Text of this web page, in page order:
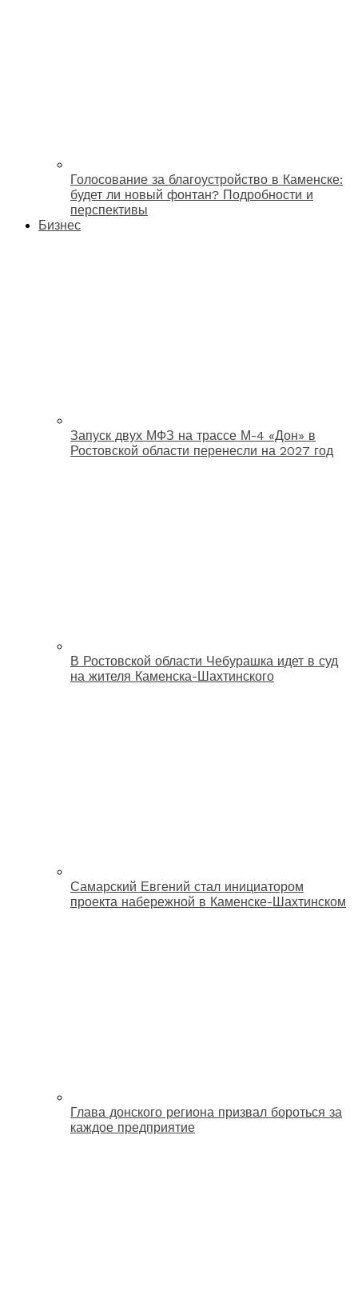
Голосование за благоустройство в Каменске:
будет ли новый фонтан? Подробности и
перспективы
Бизнес
Запуск двух МФЗ на трассе М-4 «Дон» в
Ростовской области перенесли на 2027 год
В Ростовской области Чебурашка идет в суд
на жителя Каменска-Шахтинского
Самарский Евгений стал инициатором
проекта набережной в Каменске-Шахтинском
Глава донского региона призвал бороться за
каждое предприятие